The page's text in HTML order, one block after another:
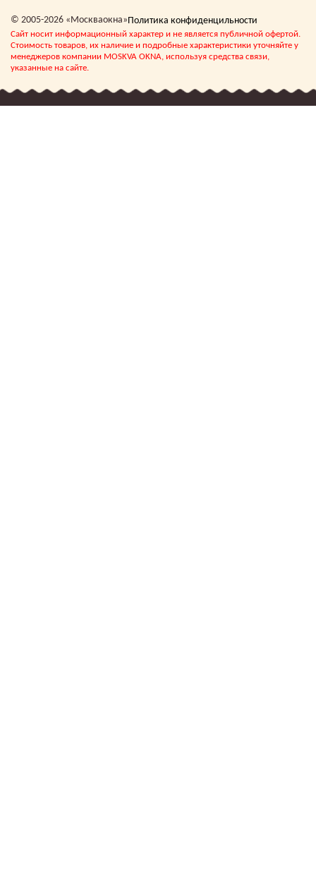
© 2005-2026 «Москваокна» Политика конфиденцильности
Сайт носит информационный характер и не является публичной офертой.
Стоимость товаров, их наличие и подробные характеристики уточняйте у
менеджеров компании MOSKVA OKNA, используя средства связи,
указанные на сайте.